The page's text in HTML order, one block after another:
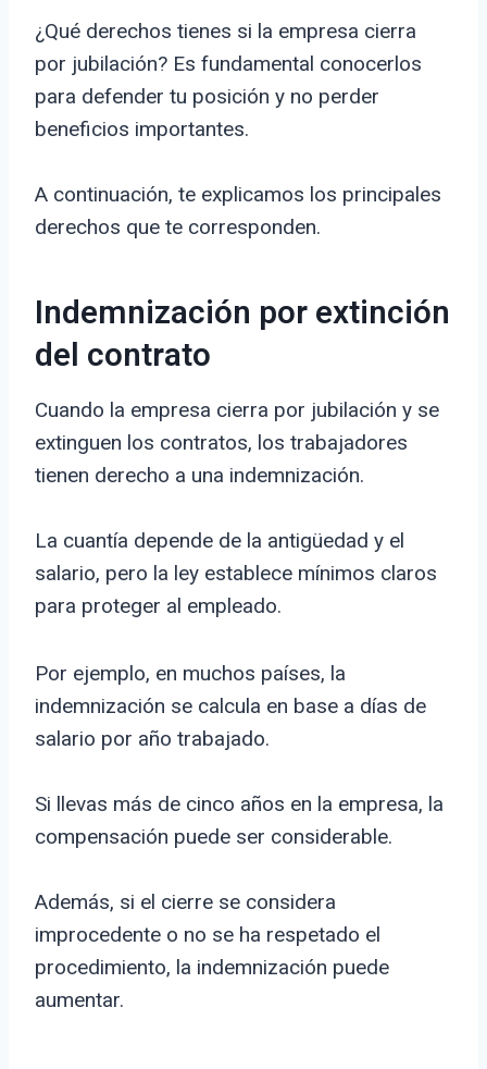
¿Qué derechos tienes si la empresa cierra
por jubilación? Es fundamental conocerlos
para defender tu posición y no perder
beneficios importantes.
A continuación, te explicamos los principales
derechos que te corresponden.
Indemnización por extinción
del contrato
Cuando la empresa cierra por jubilación y se
extinguen los contratos, los trabajadores
tienen derecho a una indemnización.
La cuantía depende de la antigüedad y el
salario, pero la ley establece mínimos claros
para proteger al empleado.
Por ejemplo, en muchos países, la
indemnización se calcula en base a días de
salario por año trabajado.
Si llevas más de cinco años en la empresa, la
compensación puede ser considerable.
Además, si el cierre se considera
improcedente o no se ha respetado el
procedimiento, la indemnización puede
aumentar.